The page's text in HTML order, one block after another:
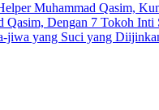
Muhammad Qasim,
Qasim, Dengan 7 Tokoh Inti
jiwa yang Suci yang